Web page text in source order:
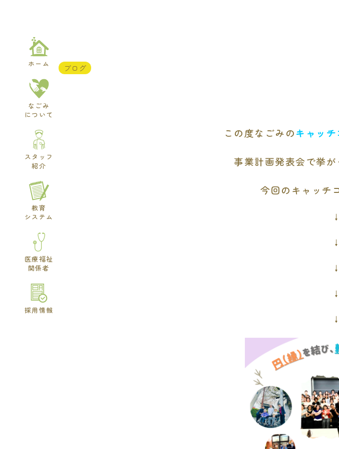
ホーム
なごみ
について
スタッフ
紹介
教育
システム
医療福祉
関係者
採用情報
ブログ
この度なごみのキャッチ
事業計画発表会で挙
今回のキャッチ
↓
↓
↓
↓
↓